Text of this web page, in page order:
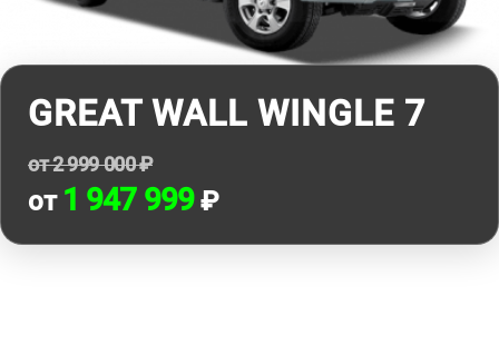
GREAT WALL WINGLE 7
от 2 999 000 ₽
от 1 947 999₽